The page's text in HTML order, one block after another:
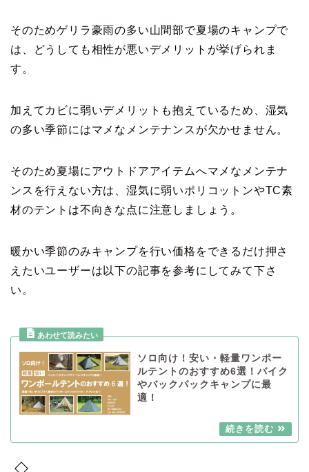
そのためゲリラ豪雨の多い山間部で夏場のキャンプで
は、どうしても相性が悪いデメリットが挙げられま
す。
加えてカビに弱いデメリットも抱えているため、湿気
の多い季節にはマメなメンテナンスが欠かせません。
そのため夏場にアウトドアアイテムへマメなメンテナ
ンスを行えない方は、湿気に弱いポリコットンやTC素
材のテントは不向きな点に注意しましょう。
暖かい季節のみキャンプを行い価格をできるだけ押さ
えたいユーザーは以下の記事を参考にしてみて下さ
い。
ソロ向け！安い・軽量ワンポー
ルテントのおすすめ6選！バイク
やバックパックキャンプに最
適！